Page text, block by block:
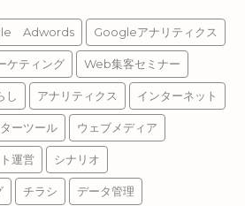
Adwords Googleアナリティクス
ケティング Web集客セミナー
し アナリティクス インターネット
ーツール ウェブメディア
運営 シナリオ
チラシ データ管理